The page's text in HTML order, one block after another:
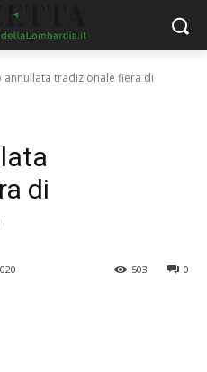
annullata tradizionale fiera di
di
0
503